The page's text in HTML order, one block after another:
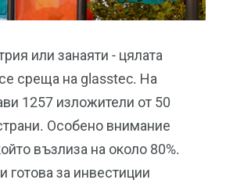
или занаяти - цялата
среща на glasstec. На
1257 изложители от 50
Особено внимание
възлиза на около 80%.
готова за инвестиции